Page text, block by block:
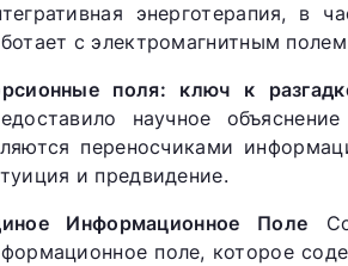
энерготерапия, в
с электромагнитным
поля: ключ к
научное
переносчиками
и предвидение.
Информационное Поле
поле, которое